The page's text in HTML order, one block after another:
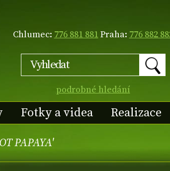
Chlumec: 776 881 881Praha: 776 882
podrobné hledání
Fotky a videa Realizace
PAPAYA'